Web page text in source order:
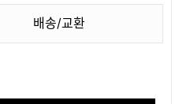
배송/교환